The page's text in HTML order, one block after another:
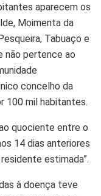
aparecem os
Moimenta da
Tabuaço e
não pertence ao
concelho da
100 mil habitantes.
quociente entre o
14 dias anteriores
estimada”.
à doença teve